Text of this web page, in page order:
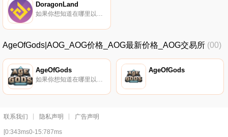
DoragonLand
如果你想知道在哪里以当前价格购买DoragonLand,目前交易{DoragonLand]股票的顶级加密货币交易所是MEXC、PancakeSwap（V2）和HotDORt。您可以在我们的加密货币交易所页面上找到其他列表.
AgeOfGods|AOG_AOG价格_AOG最新价格_AOG交易所 (00)
AgeOfGods AgeOfGods
联系我们 隐私声明 广告声明
[0:343ms0-15:787ms